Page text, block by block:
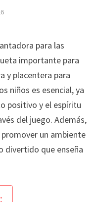
para las
importante para
y placentera para
niños es esencial, ya
positivo y el espíritu
del juego. Además,
un ambiente
divertido que enseña